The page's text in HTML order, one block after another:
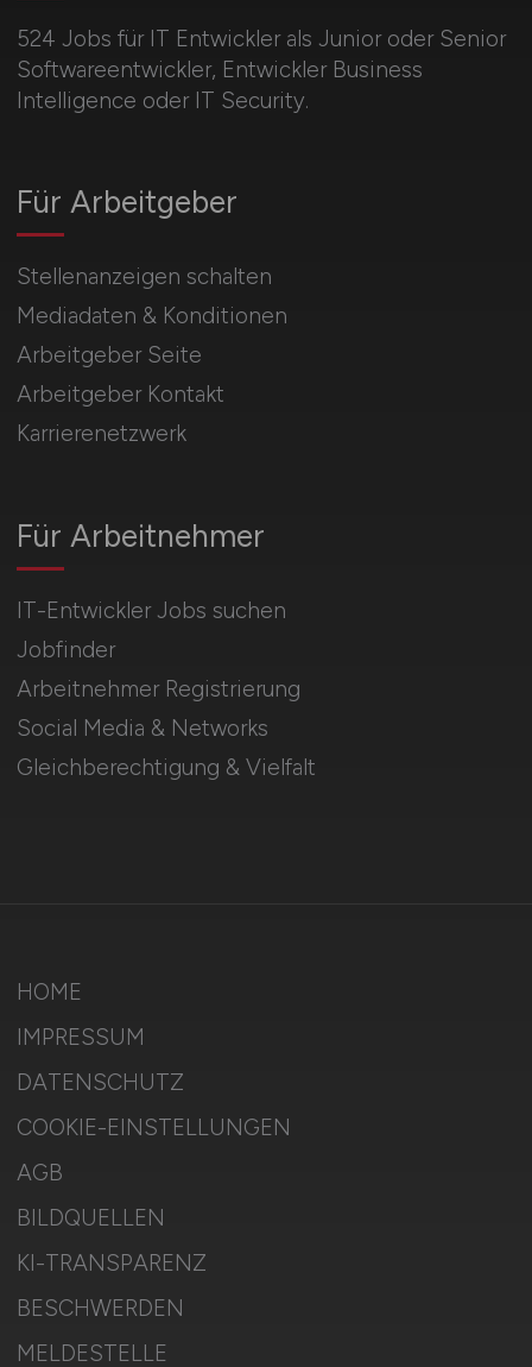
524 Jobs für IT Entwickler als Junior oder Senior
Softwareentwickler, Entwickler Business
Intelligence oder IT Security.
Für Arbeitnehmer
IT-Entwickler Jobs suchen
Jobfinder
Arbeitnehmer Registrierung
Social Media & Networks
Gleichberechtigung & Vielfalt
Für Arbeitgeber
Stellenanzeigen schalten
Mediadaten & Konditionen
Arbeitgeber Seite
Arbeitgeber Kontakt
Karrierenetzwerk
HOME
IMPRESSUM
DATENSCHUTZ
COOKIE-EINSTELLUNGEN
AGB
BILDQUELLEN
KI-TRANSPARENZ
BESCHWERDEN
MELDESTELLE